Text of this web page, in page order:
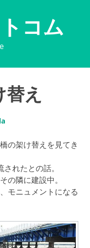
コム
え
の架け替えを見てき
れたとの話。
の隣に建設中。
モニュメントになる